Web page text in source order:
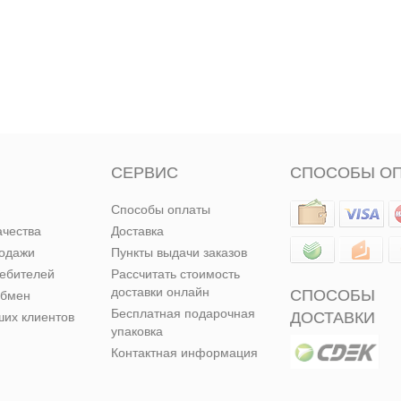
клиентов
СЕРВИС
Способы оплаты
Доставка
Пункты выдачи заказов
Рассчитать стоимость
доставки онлайн
Бесплатная подарочная
упаковка
Контактная информация
СПОСОБЫ
СПОСОБЫ
ДОСТАВКИ